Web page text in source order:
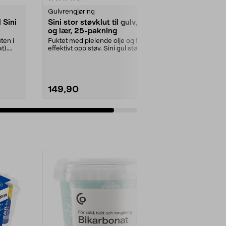
Sini
i
Gulvrengjøring
Sini stor støvklut til gulv, tre
og lær, 25-pakning
Fuktet med pleiende olje og fanger
effektivt opp støv. Sini gul støvklut
149,90